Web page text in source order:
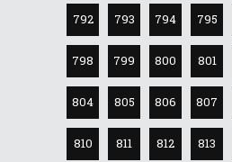
792 793 794 795
798 799 800 801
804 805 806 807
810 811 812 813